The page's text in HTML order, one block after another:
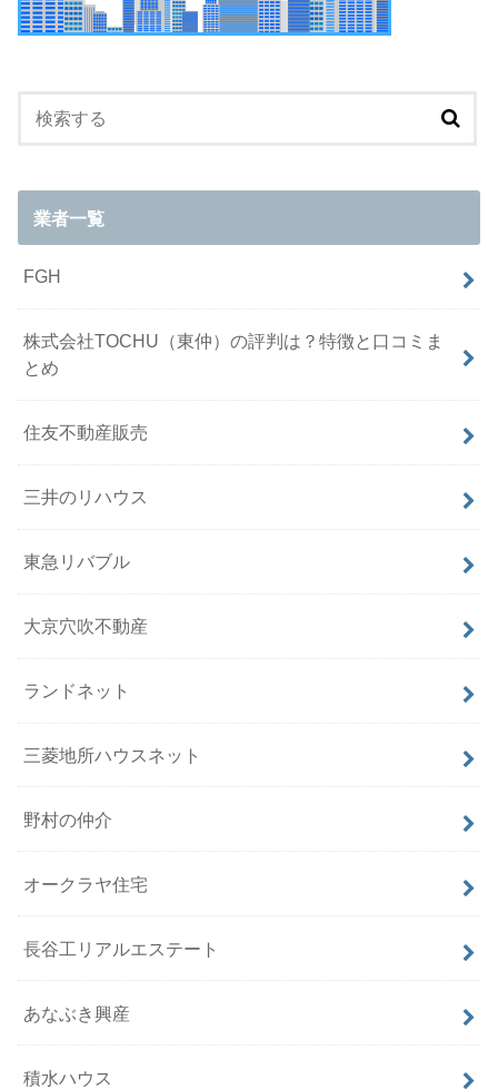
業者一覧
FGH
株式会社TOCHU（東仲）の評判は？特徴と口コミま
とめ
住友不動産販売
三井のリハウス
東急リバブル
大京穴吹不動産
ランドネット
三菱地所ハウスネット
野村の仲介
オークラヤ住宅
長谷工リアルエステート
あなぶき興産
積水ハウス